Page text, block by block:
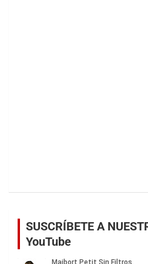
SUSCRÍBETE A
YouTube